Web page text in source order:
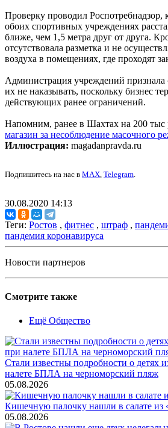
Проверку проводил Роспотребнадзор,
обоих спортивных учреждениях
ближе, чем 1,5 метра друг от друга.
отсутствовала разметка и не
воздуха в помещениях, где проходят
Администрация учреждений
их не наказывать, поскольку бизнес
действующих ранее ограничений.
Напомним, ранее в Шахтах на 200 тыс
магазин за несоблюдение масочного
Иллюстрация: magadanpravda.ru
Подпишитесь на нас в MAX, Telegram.
30.08.2020 14:13
Теги: Ростов , фитнес , штраф ,
пандемия коронавируса
Новости партнеров
Смотрите также
Ещё Общество
Стали известны подробности о детях
налете БПЛА на черноморский пляж
05.08.2026
Кишечную палочку нашли в салате из
05.08.2026